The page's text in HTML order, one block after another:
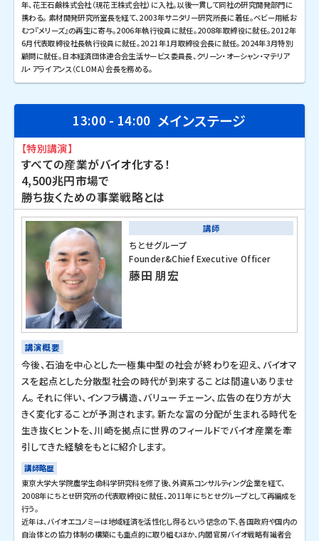
年、花王石鹸株式会社（現花王株式会社）に入社。以後一貫して同社の研究開発部門に
携わる。 素材開発研究所室長を経て、2003年サニタリー研究所長に着任。ベビー用紙お
むつ『メリーズ』の再生に寄与。2006年執行役員に就任。2008年取締役に就任。2012年
6月代表取締役社長執行役員に就任。2021年1月取締役会長に就任。2024年3月特別
顧問に就任。日本経済団体連合会生活サービス委員長、クリーン・オーシャン・マテリア
ル・アライアンス（CLOMA）会長を務める。
13:00 - 14:00 メインステージ
【特別講演】
すべての産業がバイオ化する！
4,500兆円市場で
勝ち抜くための事業戦略とは
講師
ちとせグループ
Founder&Chief Executive Officer
藤田 朋宏
講演概要
今後、石油を中心とした一極集中型の社会が終わりを迎え、バイオマ
スを起点とした分散型社会の時代が到来することは間違いありませ
ん。それに伴い、インフラ構造、バリューチェーン、広告の在り方が大
きく変化することが予測されます。新たな富の分配が生まれる時代を
生き抜くヒントを、川崎を拠点に世界のフィールドでバイオ産業を牽
引してきた経験をもとに紹介します。
講師略歴
東京大学大学院農学生命科学研究科を修了後、外資系コンサルティング企業を経て、
2008年にちとせ研究所の代表取締役に就任、2011年にちとせグループとして再編成を
行う。
近年は、バイオエコノミーは地域経済を活性化し得るという信念の下、各国政府や国内の
自治体との協力体制の構築にも重点的に取り組むほか、内閣官房バイオ戦略有識者会